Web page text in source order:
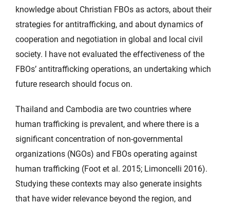
knowledge about Christian FBOs as actors, about their
strategies for antitrafficking, and about dynamics of
cooperation and negotiation in global and local civil
society. I have not evaluated the effectiveness of the
FBOs’ antitrafficking operations, an undertaking which
future research should focus on.
Thailand and Cambodia are two countries where
human trafficking is prevalent, and where there is a
significant concentration of non-governmental
organizations (NGOs) and FBOs operating against
human trafficking (Foot et al. 2015; Limoncelli 2016).
Studying these contexts may also generate insights
that have wider relevance beyond the region, and